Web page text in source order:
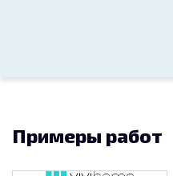
Примеры работ